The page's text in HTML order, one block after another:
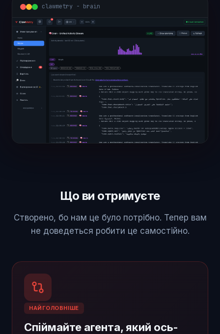
clawmetry - brain
Що ви отримуєте
Створено, бо нам це було потрібно. Тепер вам
не доведеться робити це самостійно.
НАЙГОЛОВНІШЕ
Спіймайте агента, який ось-